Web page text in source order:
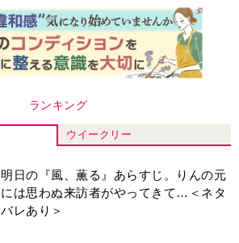
ランキング
ウイークリー
明日の『風、薫る』あらすじ。りんの元
には思わぬ来訪者がやってきて…＜ネタ
バレあり＞